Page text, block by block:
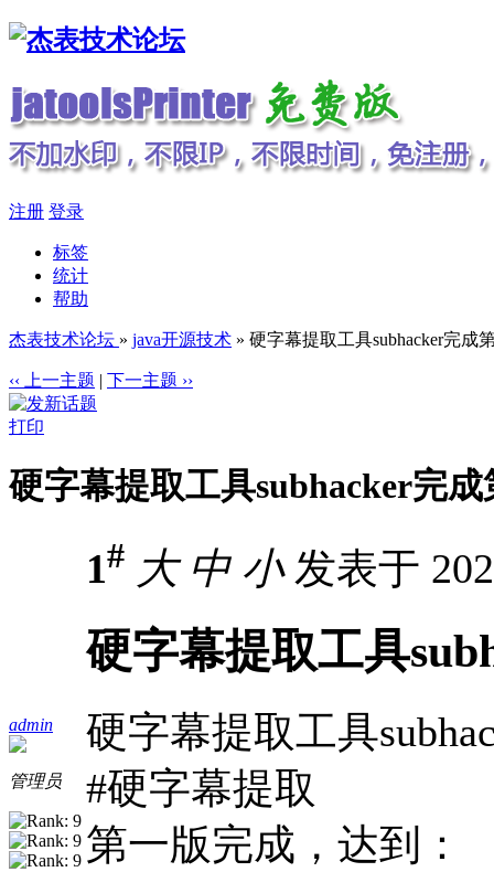
注册 登录
标签
统计
帮助
杰表技术论坛 » java开源技术 » 硬字幕提取工具subhacker完成
‹‹ 上一主题 | 下一主题 ››
打印
硬字幕提取工具subhacker完成
admin
管理员
1# 大 中 小发表于
硬字幕提取工具
硬字幕提取工具
#硬字幕提取
第一版完成，达到：